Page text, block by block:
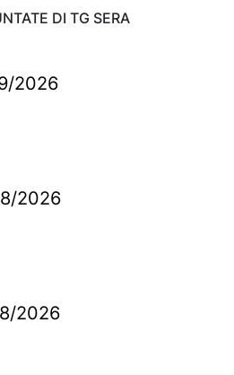
DI TG SERA
2026
2026
2026